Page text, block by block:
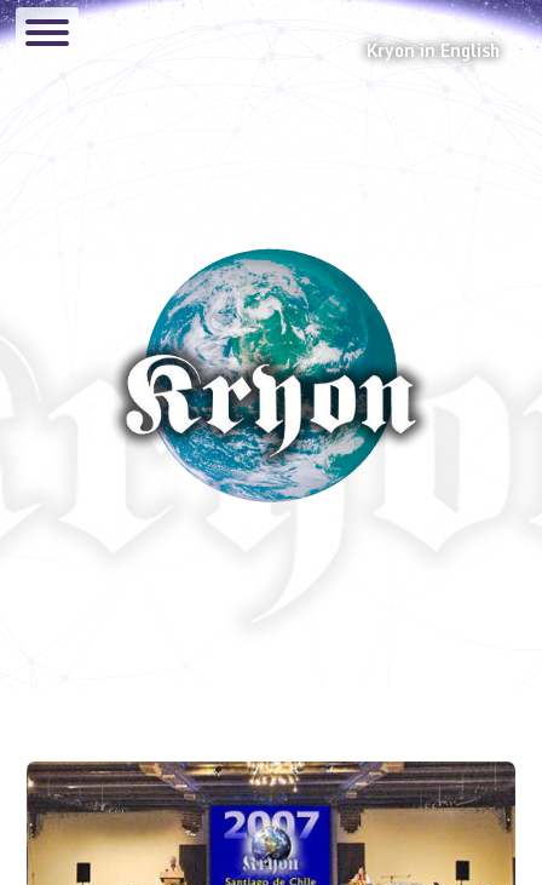
Kryon in English
Hermandad Lemuriana
Preguntas y Respuestas